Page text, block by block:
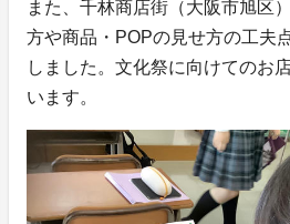
また、千林商店街（大阪市旭区
方や商品・POPの見せ方の工夫
しました。文化祭に向けてのお
います。